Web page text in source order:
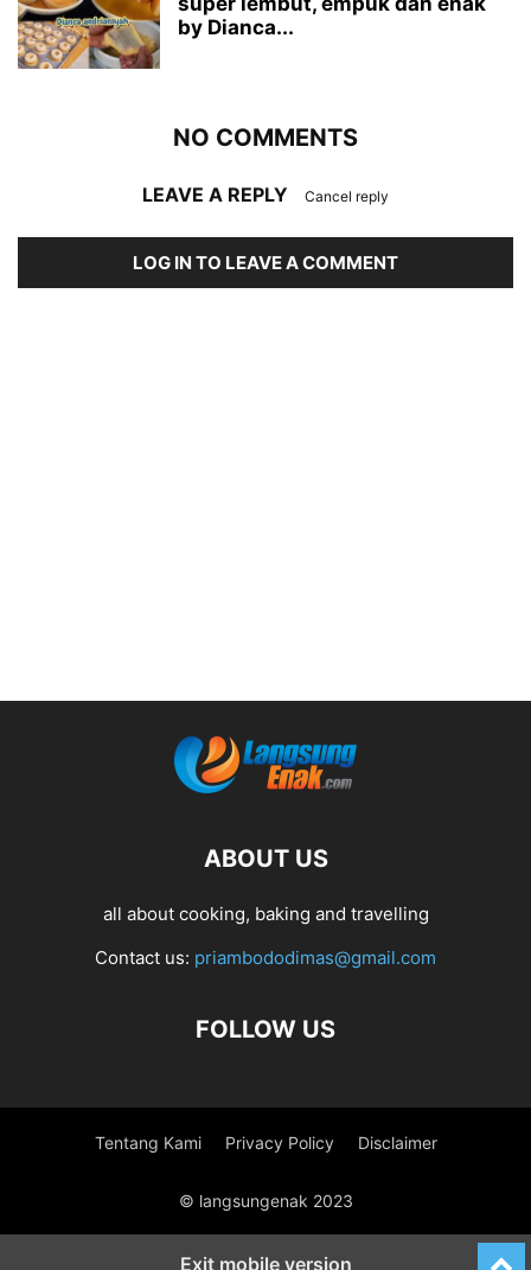
by Dianca...
NO COMMENTS
LEAVE A REPLY Cancel reply
LOG IN TO LEAVE A COMMENT
ABOUT US
all about cooking, baking and travelling
Contact us: priambododimas@gmail.com
FOLLOW US
Tentang Kami Privacy Policy Disclaimer
© langsungenak 2023
Exit mobile version